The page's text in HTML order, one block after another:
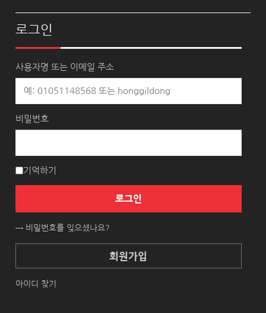
로그인
사용자명 또는 이메일 주소
비밀번호
기억하기
로그인
→ 비밀번호를 잊으셨나요?
회원가입
아이디 찾기